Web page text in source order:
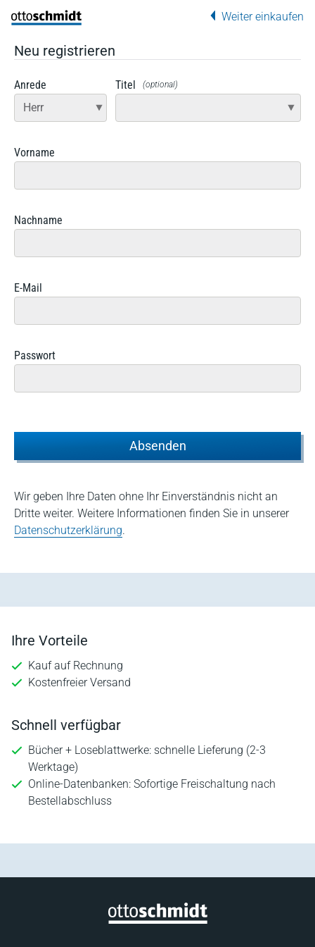
Direkt zum Inhalt
Weiter einkaufen
Neu registrieren
Anrede Titel (optional)
Vorname
Nachname
E-Mail
Passwort
Absenden
Wir geben Ihre Daten ohne Ihr Einverständnis nicht an
Dritte weiter. Weitere Informationen finden Sie in unserer
Datenschutzerklärung.
Ihre Vorteile
Kauf auf Rechnung
Kostenfreier Versand
Schnell verfügbar
Bücher + Loseblattwerke: schnelle Lieferung (2-3
Werktage)
Online-Datenbanken: Sofortige Freischaltung nach
Bestellabschluss